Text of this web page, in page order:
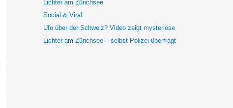
Social & Viral
Ufo über der Schweiz? Video zeigt mysteriöse
Lichter am Zürichsee – selbst Polizei überfragt